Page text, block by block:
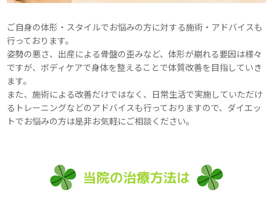
ご自身の体形・スタイルでお悩みの方に対する施術・アドバイスも
行っております。
姿勢の悪さ、出産による骨盤の歪みなど、体形が崩れる要因は様々
ですが、ボディケアで身体を整えることで体質改善を目指していき
ます。
また、施術による改善だけではなく、日常生活で実施していただけ
るトレーニングなどのアドバイスも行っておりますので、ダイエッ
トでお悩みの方は是非お気軽にご相談ください。
当院の治療方法は